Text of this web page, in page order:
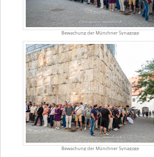
Bewachung der Münchner Synagoge
Bewachung der Münchner Synagoge